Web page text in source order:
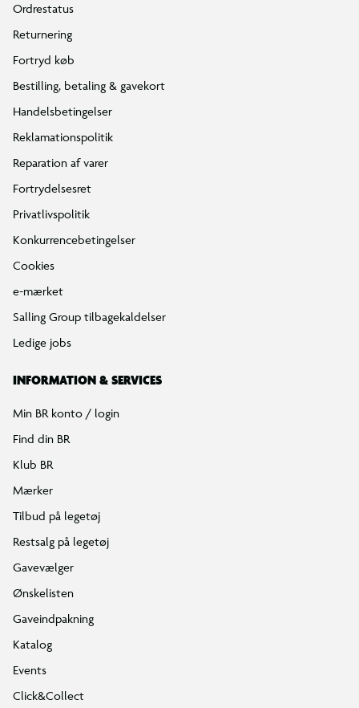
Ordrestatus
Returnering
Fortryd køb
Bestilling, betaling & gavekort
Handelsbetingelser
Reklamationspolitik
Reparation af varer
Fortrydelsesret
Privatlivspolitik
Konkurrencebetingelser
Cookies
e-mærket
Salling Group tilbagekaldelser
Ledige jobs
INFORMATION & SERVICES
Min BR konto / login
Find din BR
Klub BR
Mærker
Tilbud på legetøj
Restsalg på legetøj
Gavevælger
Ønskelisten
Gaveindpakning
Katalog
Events
Click&Collect